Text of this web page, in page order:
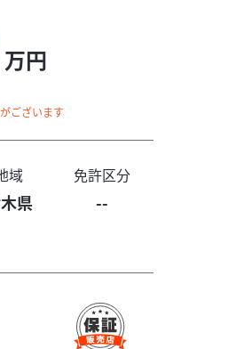
万円
ございます
域 免許区分
県 --